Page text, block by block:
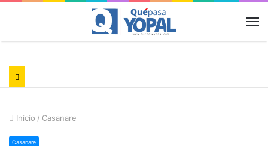
Inicio / Casanare
Casanare